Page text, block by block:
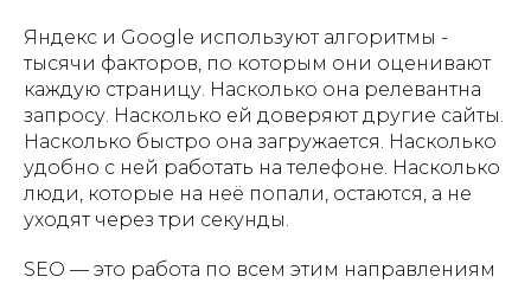
Яндекс и Google используют алгоритмы -
тысячи факторов, по которым они оценивают
каждую страницу. Насколько она релевантна
запросу. Насколько ей доверяют другие сайты.
Насколько быстро она загружается. Насколько
удобно с ней работать на телефоне. Насколько
люди, которые на неё попали, остаются, а не
уходят через три секунды.
SEO — это работа по всем этим направлениям